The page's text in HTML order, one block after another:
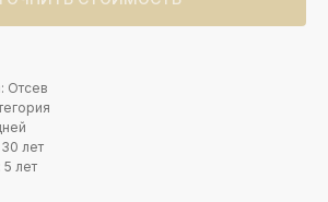
Отсев
лет
5 лет